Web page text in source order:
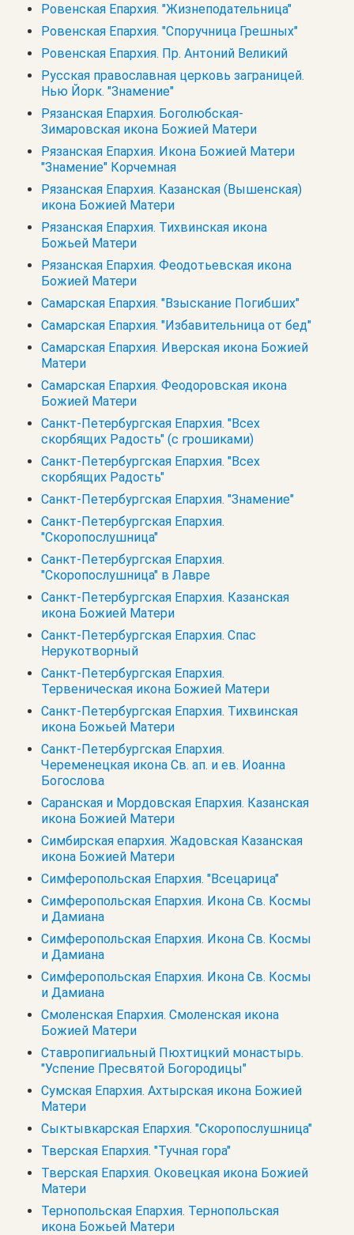
Ровенская Епархия. "Жизнеподательница"
Ровенская Епархия. "Споручница Грешных"
Ровенская Епархия. Пр. Антоний Великий
Русская православная церковь заграницей.
Нью Йорк. "Знамение"
Рязанская Епархия. Боголюбская-
Зимаровская икона Божией Матери
Рязанская Епархия. Икона Божией Матери
"Знамение" Корчемная
Рязанская Епархия. Казанская (Вышенская)
икона Божией Матери
Рязанская Епархия. Тихвинская икона
Божьей Матери
Рязанская Епархия. Феодотьевская икона
Божией Матери
Самарская Епархия. "Взыскание Погибших"
Самарская Епархия. "Избавительница от бед"
Самарская Епархия. Иверская икона Божией
Матери
Самарская Епархия. Феодоровская икона
Божией Матери
Санкт-Петербургская Епархия. "Всех
скорбящих Радость" (с грошиками)
Санкт-Петербургская Епархия. "Всех
скорбящих Радость"
Санкт-Петербургская Епархия. "Знамение"
Санкт-Петербургская Епархия.
"Скоропослушница"
Санкт-Петербургская Епархия.
"Скоропослушница" в Лавре
Санкт-Петербургская Епархия. Казанская
икона Божией Матери
Санкт-Петербургская Епархия. Спас
Нерукотворный
Санкт-Петербургская Епархия.
Тервеническая икона Божией Матери
Санкт-Петербургская Епархия. Тихвинская
икона Божьей Матери
Санкт-Петербургская Епархия.
Череменецкая икона Св. ап. и ев. Иоанна
Богослова
Саранская и Мордовская Епархия. Казанская
икона Божией Матери
Симбирская епархия. Жадовская Казанская
икона Божией Матери
Симферопольская Епархия. "Всецарица"
Симферопольская Епархия. Икона Св. Космы
и Дамиана
Симферопольская Епархия. Икона Св. Космы
и Дамиана
Симферопольская Епархия. Икона Св. Космы
и Дамиана
Смоленская Епархия. Смоленская икона
Божией Матери
Ставропигиальный Пюхтицкий монастырь.
"Успение Пресвятой Богородицы"
Сумская Епархия. Ахтырская икона Божией
Матери
Сыктывкарская Епархия. "Скоропослушница"
Тверская Епархия. "Тучная гора"
Тверская Епархия. Оковецкая икона Божией
Матери
Тернопольская Епархия. Тернопольская
икона Божьей Матери